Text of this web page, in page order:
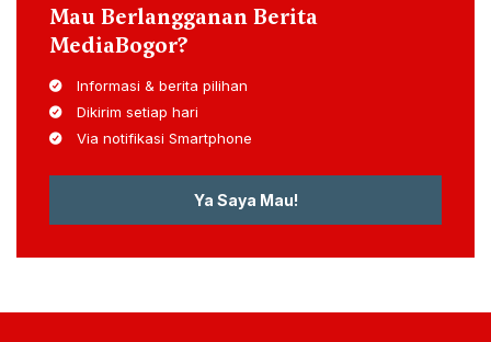
Mau Berlangganan Berita
MediaBogor?
Informasi & berita pilihan
Dikirim setiap hari
Via notifikasi Smartphone
Ya Saya Mau!